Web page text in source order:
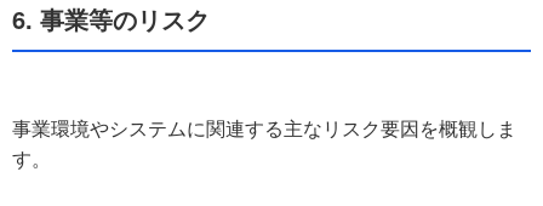
6. 事業等のリスク
事業環境やシステムに関連する主なリスク要因を概観しま
す。